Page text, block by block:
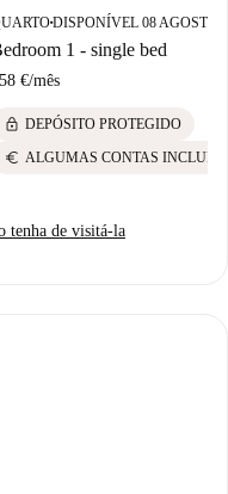
■DISPONÍVEL 08 AGOSTO
1 - single bed
€/mês
lock DEPÓSITO PROTEGIDO
euro ALGUMAS CONTAS
tenha de visitá-la